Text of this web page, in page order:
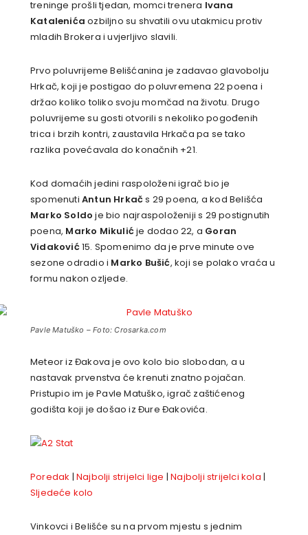
treninge prošli tjedan, momci trenera Ivana
Katalenića ozbiljno su shvatili ovu utakmicu protiv
mladih Brokera i uvjerljivo slavili.
Prvo poluvrijeme Belišćanina je zadavao glavobolju
Hrkač, koji je postigao do poluvremena 22 poena i
držao koliko toliko svoju momčad na životu. Drugo
poluvrijeme su gosti otvorili s nekoliko pogođenih
trica i brzih kontri, zaustavila Hrkača pa se tako
razlika povećavala do konačnih +21.
Kod domaćih jedini raspoloženi igrač bio je
spomenuti Antun Hrkačs 29 poena, a kod Belišća
Marko Soldo je bio najraspoloženiji s 29 postignutih
poena, Marko Mikulićje dodao 22, a Goran
Vidaković15. Spomenimo da je prve minute ove
sezone odradio i Marko Bušić, koji se polako vraća u
formu nakon ozljede.
Pavle Matuško – Foto: Crosarka.com
Meteor iz Đakova je ovo kolo bio slobodan, a u
nastavak prvenstva će krenuti znatno pojačan.
Pristupio im je Pavle Matuško, igrač zaštićenog
godišta koji je došao iz Đure Đakovića.
Poredak |Najbolji strijelci lige |Najbolji strijelci kola |
Sljedeće kolo
Vinkovci i Belišće su na prvom mjestu s jednim